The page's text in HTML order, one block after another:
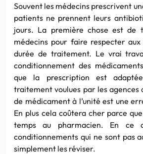
Souvent les médecins prescrivent
patients ne prennent leurs
jours. La première chose est de
médecins pour faire respecter
durée de traitement. Le vrai
conditionnement des
que la prescription est
traitement voulues par les agences
de médicament à l’unité est une
En plus cela coûtera cher parce
temps au pharmacien. En ce
conditionnements qui ne sont pas
simplement les réviser.